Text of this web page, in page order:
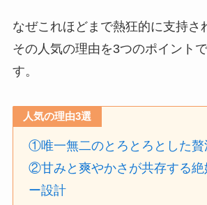
なぜこれほどまで熱狂的に支持さ
その人気の理由を3つのポイント
す。
人気の理由3選
①唯一無二のとろとろとした贅
②甘みと爽やかさが共存する絶
ー設計